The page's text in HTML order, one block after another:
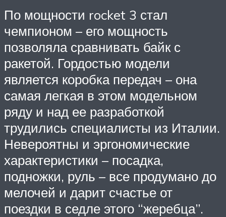
По мощности rocket 3 стал
чемпионом – его мощность
позволяла сравнивать байк с
ракетой. Гордостью модели
является коробка передач – она
самая легкая в этом модельном
ряду и над ее разработкой
трудились специалисты из Италии.
Невероятны и эргономические
характеристики – посадка,
подножки, руль – все продумано до
мелочей и дарит счастье от
поездки в седле этого “жеребца”.